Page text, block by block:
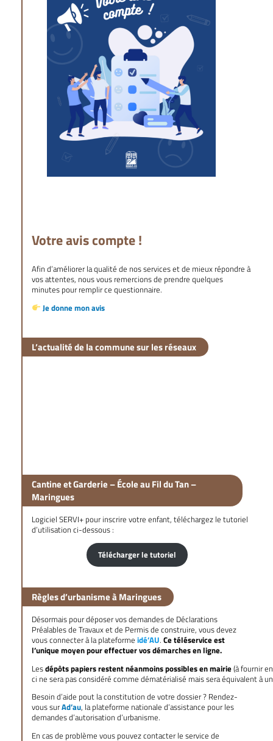
Votre avis compte !
Afin d’améliorer la qualité de nos services et de mieux répondre à
vos attentes, nous vous remercions de prendre quelques
minutes pour remplir ce questionnaire.
Je donne mon avis
L’actualité de la commune sur les réseaux
Cantine et Garderie – École au Fil du Tan –
Maringues
Logiciel SERVI+ pour inscrire votre enfant, téléchargez le tutoriel
d’utilisation ci-dessous :
Télécharger le tutoriel
Règles d’urbanisme à Maringues
Désormais pour déposer vos demandes de Déclarations
Préalables de Travaux et de Permis de construire, vous devez
vous connecter à la plateforme idé’AU. Ce téléservice est
l’unique moyen pour effectuer vos démarches en ligne.
Lesdépôts papiers restent néanmoins possiblesen mairie(à fournir
ci ne sera pas considéré comme dématérialisé mais sera équivalent à
Besoin d’aide pout la constitution de votre dossier ? Rendez-
vous surAd’au, la plateforme nationale d’assistance pour les
demandes d’autorisation d’urbanisme.
En cas de problème vous pouvez contacter le service de